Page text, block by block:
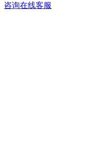
咨询在线客服